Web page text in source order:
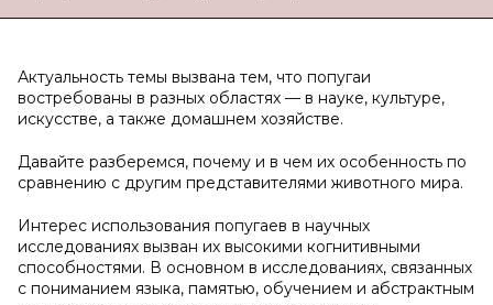
Актуальность темы вызвана тем, что попугаи
востребованы в разных областях — в науке, культуре,
искусстве, а также домашнем хозяйстве.
Давайте разберемся, почему и в чем их особенность по
сравнению с другим представителями животного мира.
Интерес использования попугаев в научных
исследованиях вызван их высокими когнитивными
способностями. В основном в исследованиях, связанных
с пониманием языка, памятью, обучением и абстрактным